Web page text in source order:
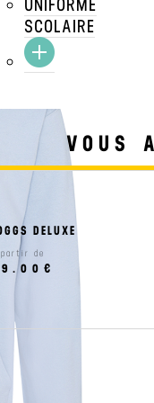
SCOLAIRE
VOUS
DELUXE
de